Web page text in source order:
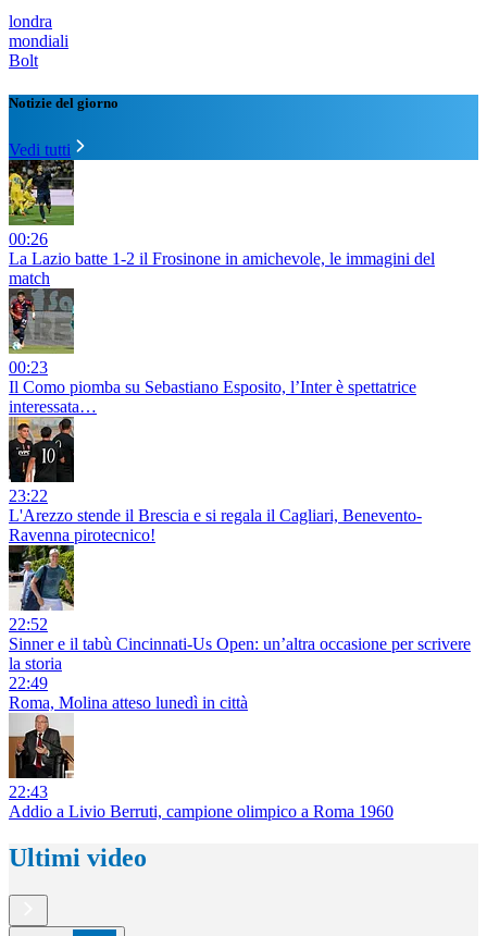
londra
mondiali
Bolt
Notizie del giorno
Vedi tutti
00:26
La Lazio batte 1-2 il Frosinone in amichevole, le immagini del
match
00:23
Il Como piomba su Sebastiano Esposito, l’Inter è spettatrice
interessata…
23:22
L'Arezzo stende il Brescia e si regala il Cagliari, Benevento-
Ravenna pirotecnico!
22:52
Sinner e il tabù Cincinnati-Us Open: un’altra occasione per scrivere
la storia
22:49
Roma, Molina atteso lunedì in città
22:43
Addio a Livio Berruti, campione olimpico a Roma 1960
Ultimi video